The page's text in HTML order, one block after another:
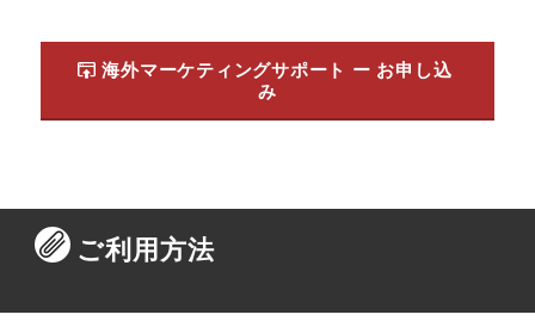
海外マーケティングサポート ー お申し込
み
ご利用方法